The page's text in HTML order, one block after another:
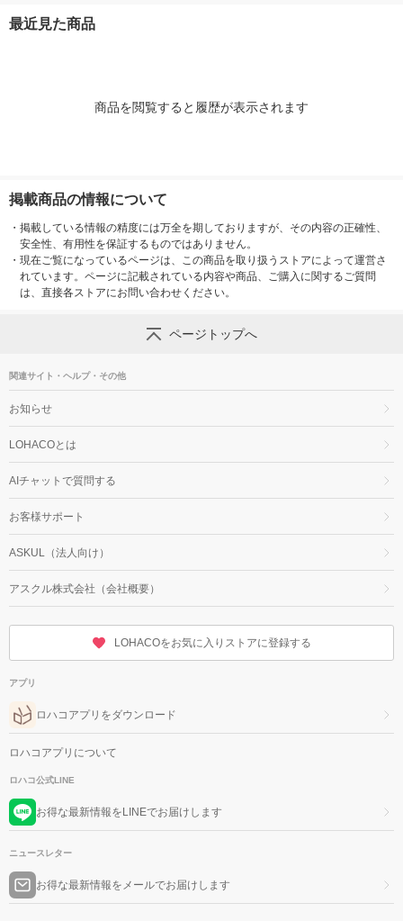
最近見た商品
商品を閲覧すると履歴が表示されます
掲載商品の情報について
・ 掲載している情報の精度には万全を期しておりますが、その内容の正確性、
安全性、有用性を保証するものではありません。
・ 現在ご覧になっているページは、この商品を取り扱うストアによって運営さ
れています。ページに記載されている内容や商品、ご購入に関するご質問
は、直接各ストアにお問い合わせください。
ページトップへ
関連サイト・ヘルプ・その他
お知らせ
LOHACOとは
AIチャットで質問する
お客様サポート
ASKUL（法人向け）
アスクル株式会社（会社概要）
LOHACOをお気に入りストアに登録する
アプリ
ロハコアプリをダウンロード
ロハコアプリについて
ロハコ公式LINE
お得な最新情報をLINEでお届けします
ニュースレター
お得な最新情報をメールでお届けします